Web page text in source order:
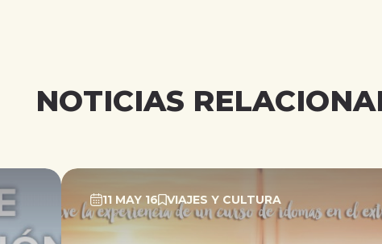
NOTICIAS
11 MAY 16 VIAJES Y CULTURA